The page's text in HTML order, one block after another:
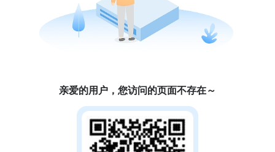
亲爱的用户，您访问的页面不存在～